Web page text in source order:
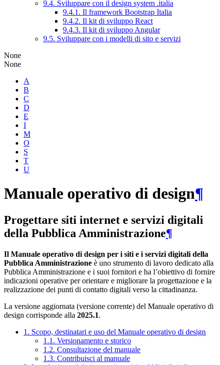
9.4. Sviluppare con il design system .italia
9.4.1. Il framework Bootstrap Italia
9.4.2. Il kit di sviluppo React
9.4.3. Il kit di sviluppo Angular
9.5. Sviluppare con i modelli di sito e servizi
None
None
A
B
C
D
E
I
M
O
S
T
U
Manuale operativo di design¶
Progettare siti internet e servizi digitali
della Pubblica Amministrazione¶
Il Manuale operativo di design per i siti e i servizi digitali della
Pubblica Amministrazione è uno strumento di lavoro dedicato alla
Pubblica Amministrazione e i suoi fornitori e ha l’obiettivo di fornire
indicazioni operative per orientare e migliorare la progettazione e la
realizzazione dei punti di contatto digitali verso la cittadinanza.
La versione aggiornata (versione corrente) del Manuale operativo di
design corrisponde alla 2025.1.
1. Scopo, destinatari e uso del Manuale operativo di design
1.1. Versionamento e storico
1.2. Consultazione del manuale
1.3. Contribuisci al manuale